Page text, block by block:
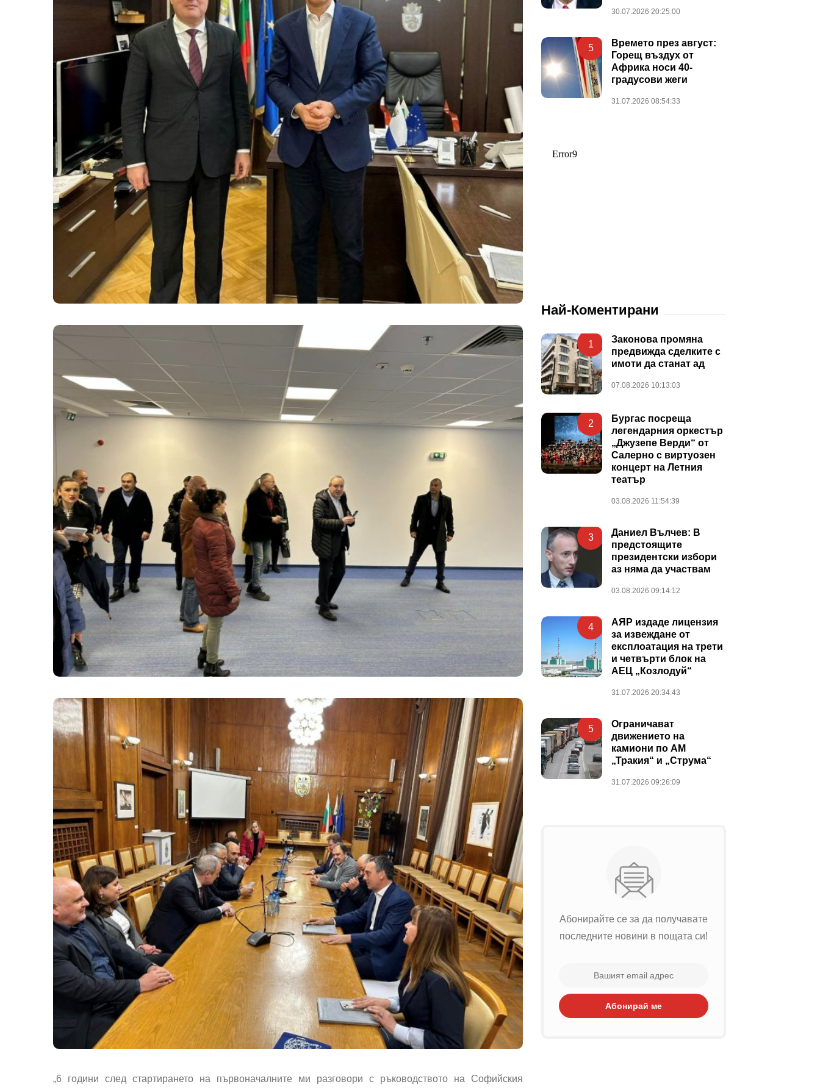
„6 години след стартирането на първоначалните ми разговори с ръководството на Софийския
30.07.2026 20:25:00
5
Времето през август:
Горещ въздух от
Африка носи 40-
градусови жеги
31.07.2026 08:54:33
Най-Коментирани
1
Законова промяна
предвижда сделките с
имоти да станат ад
07.08.2026 10:13:03
2
Бургас посреща
легендарния оркестър
„Джузепе Верди“ от
Салерно с виртуозен
концерт на Летния
театър
03.08.2026 11:54:39
3
Даниел Вълчев: В
предстоящите
президентски избори
аз няма да участвам
03.08.2026 09:14:12
4
АЯР издаде лицензия
за извеждане от
експлоатация на трети
и четвърти блок на
АЕЦ „Козлодуй“
31.07.2026 20:34:43
5
Ограничават
движението на
камиони по АМ
„Тракия“ и „Струма“
31.07.2026 09:26:09
Абонирайте се за да получавате
последните новини в пощата си!
Абонирай ме